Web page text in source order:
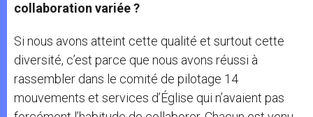
collaboration variée ?
Si nous avons atteint cette qualité et surtout cette
diversité, c’est parce que nous avons réussi à
rassembler dans le comité de pilotage 14
mouvements et services d’Église qui n’avaient pas